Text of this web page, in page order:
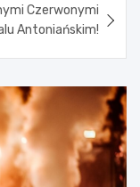
Czerwonymi
Antoniańskim!